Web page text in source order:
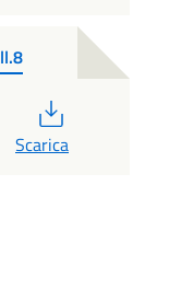
Scarica